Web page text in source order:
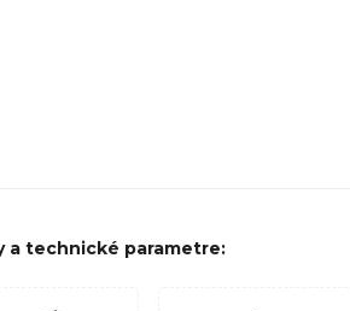
a technické parametre: